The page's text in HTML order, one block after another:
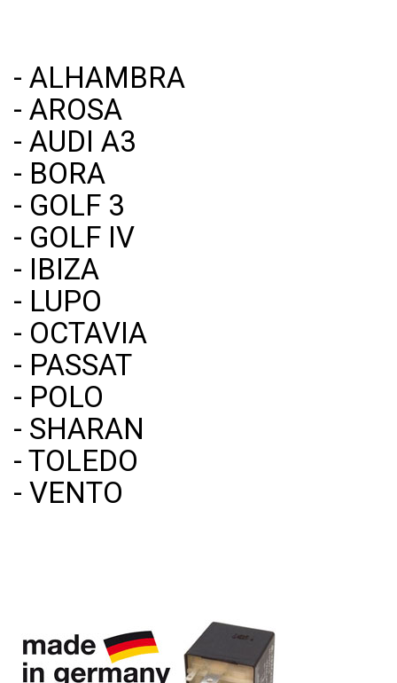
- ALHAMBRA
- AROSA
- AUDI A3
- BORA
- GOLF 3
- GOLF IV
- IBIZA
- LUPO
- OCTAVIA
- PASSAT
- POLO
- SHARAN
- TOLEDO
- VENTO